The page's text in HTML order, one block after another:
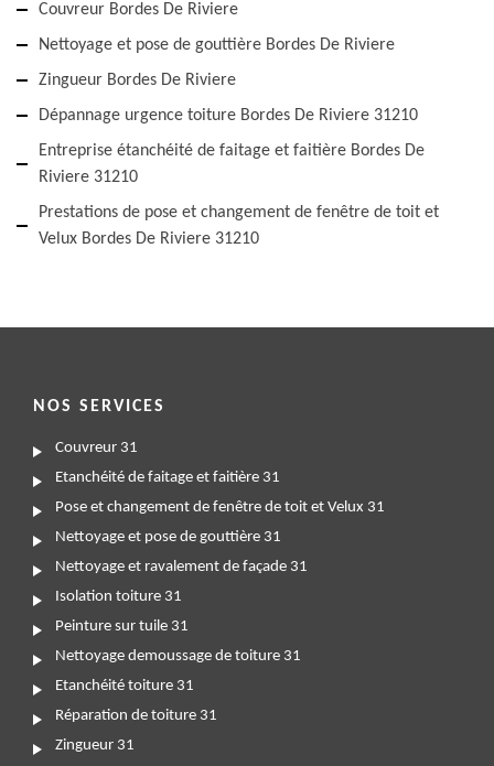
Couvreur Bordes De Riviere
Nettoyage et pose de gouttière Bordes De Riviere
Zingueur Bordes De Riviere
Dépannage urgence toiture Bordes De Riviere 31210
Entreprise étanchéité de faitage et faitière Bordes De
Riviere 31210
Prestations de pose et changement de fenêtre de toit et
Velux Bordes De Riviere 31210
NOS SERVICES
Couvreur 31
Etanchéité de faitage et faitière 31
Pose et changement de fenêtre de toit et Velux 31
Nettoyage et pose de gouttière 31
Nettoyage et ravalement de façade 31
Isolation toiture 31
Peinture sur tuile 31
Nettoyage demoussage de toiture 31
Etanchéité toiture 31
Réparation de toiture 31
Zingueur 31